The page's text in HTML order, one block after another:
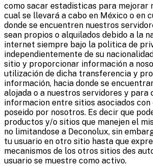
como sacar estadisticas para mejorar
cual se llevará a cabo en México o en
donde se encuentren nuestros
sean propios o alquilados debido a la
internet siempre bajo la politica de
independientemente de su
sitio y proporcionar información a
utilización de dicha transferencia y
información, hacia donde se
alojada o a nuestros servidores y
informacion entre sitios asociados con
poseido por nosotros. Es decir que
productos y/o sitios que manejen el
no limitandose a Deconolux, sin
tu usuario en otro sitio hasta que
mecanismos de los otros sitios des
usuario se muestre como activo.